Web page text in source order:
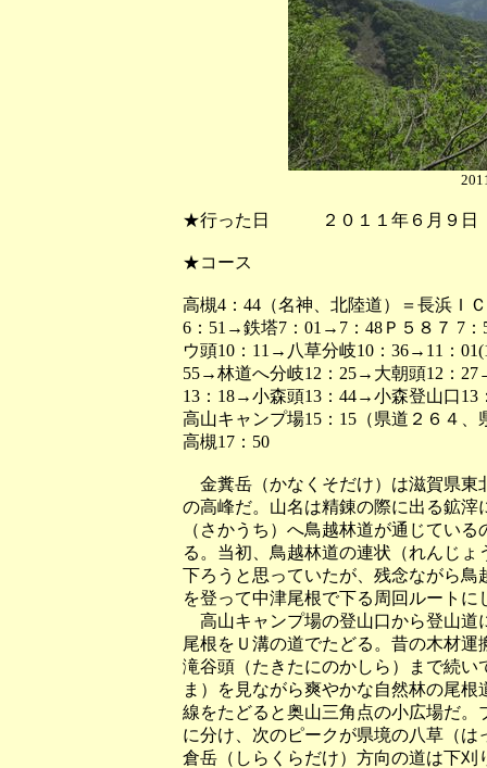
★行った日 ２０１１年６月９
★コース
高槻4：44（名神、北陸道）＝長浜Ｉ
6：51→鉄塔7：01→7：48Ｐ５８７ 7
ウ頭10：11→八草分岐10：36→11：
55→林道へ分岐12：25→大朝頭12：
13：18→小森頭13：44→小森登山口
高山キャンプ場15：15（県道２６４
高槻17：50
金糞岳（かなくそだけ）は滋賀県東
の高峰だ。山名は精錬の際に出る鉱
（さかうち）へ鳥越林道が通じてい
る。当初、鳥越林道の連状（れんじ
下ろうと思っていたが、残念ながら
を登って中津尾根で下る周回ルートに
高山キャンプ場の登山口から登山道
尾根をＵ溝の道でたどる。昔の木材
滝谷頭（たきたにのかしら）まで続
ま）を見ながら爽やかな自然林の尾
線をたどると奥山三角点の小広場だ
に分け、次のピークが県境の八草（
倉岳（しらくらだけ）方向の道は下